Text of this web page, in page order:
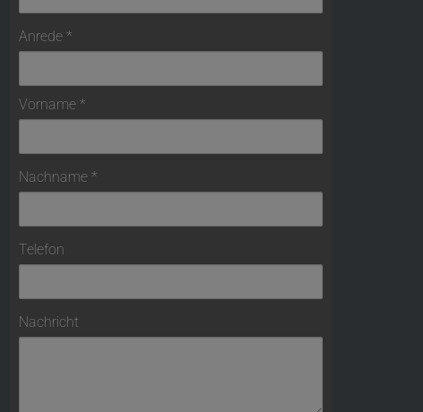
Anrede
Vorname
Nachname
Telefon
Nachricht